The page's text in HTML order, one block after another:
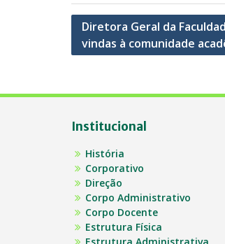
Navegação
de
Diretora Geral da
vindas à comunidade
Institucional
História
Corporativo
Direção
Corpo Administrativo
Corpo Docente
Estrutura Física
Estrutura Administrativa